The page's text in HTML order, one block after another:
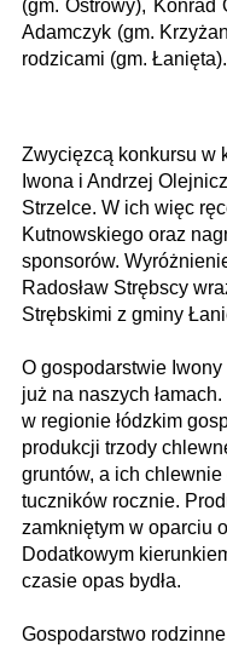
(gm. Ostrowy), Konrad
Adamczyk (gm.
rodzicami (gm. Łanięta).
Zwycięzcą konkursu w
Iwona i Andrzej
Strzelce. W ich więc
Kutnowskiego oraz
sponsorów.
Radosław Strębscy
Strębskimi z gminy
O gospodarstwie
już na naszych
w regionie łódzkim
produkcji trzody
gruntów, a ich
tuczników rocznie.
zamkniętym w oparciu
Dodatkowym
czasie opas bydła.
Gospodarstwo